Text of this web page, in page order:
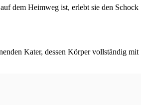
dem Heimweg ist, erlebt sie den Schock
Kater, dessen Körper vollständig mit